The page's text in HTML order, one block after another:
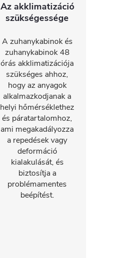
Az akklimatizáció
szükségessége
A zuhanykabinok és
zuhanykabinok 48
órás akklimatizációja
szükséges ahhoz,
hogy az anyagok
alkalmazkodjanak a
helyi hőmérséklethez
és páratartalomhoz,
ami megakadályozza
a repedések vagy
deformáció
kialakulását, és
biztosítja a
problémamentes
beépítést.